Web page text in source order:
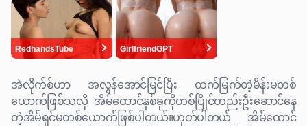
အဲလိုက်စ်ဟာ အလွန်အောင်မြင်ပြီး ထက်မြက်တဲ့မိန်းမတစ်
ယောက်ဖြစ်သလို အိမ်ထောင်နှစ်ခုကိုတစ်ပြိုင်တည်းဦးဆောင်နေ
တဲ့အိမ်ရှင်မတစ်ယောက်ဖြစ်ပါတယ်။ဟုတ်ပါတယ် အိမ်ထောင်